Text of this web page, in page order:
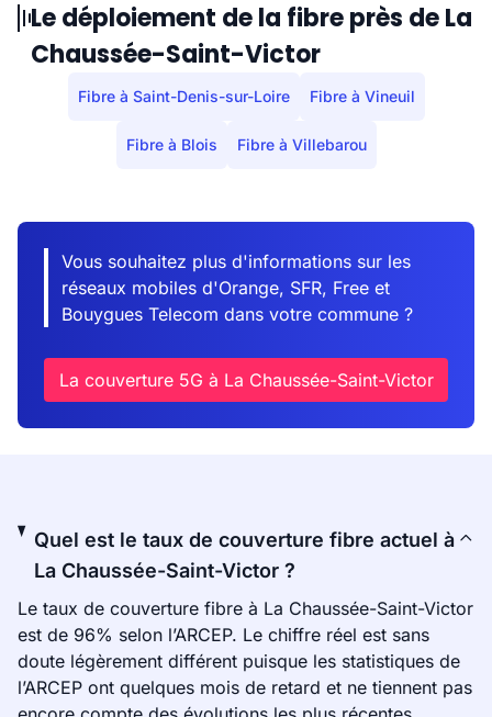
Le déploiement de la fibre près de La
Chaussée-Saint-Victor
Fibre à Saint-Denis-sur-Loire Fibre à Vineuil
Fibre à Blois Fibre à Villebarou
Vous souhaitez plus d'informations sur les
réseaux mobiles d'Orange, SFR, Free et
Bouygues Telecom dans votre commune ?
La couverture 5G à La Chaussée-Saint-Victor
Quel est le taux de couverture fibre actuel à
La Chaussée-Saint-Victor ?
Le taux de couverture fibre à La Chaussée-Saint-Victor
est de 96% selon l’ARCEP. Le chiffre réel est sans
doute légèrement différent puisque les statistiques de
l’ARCEP ont quelques mois de retard et ne tiennent pas